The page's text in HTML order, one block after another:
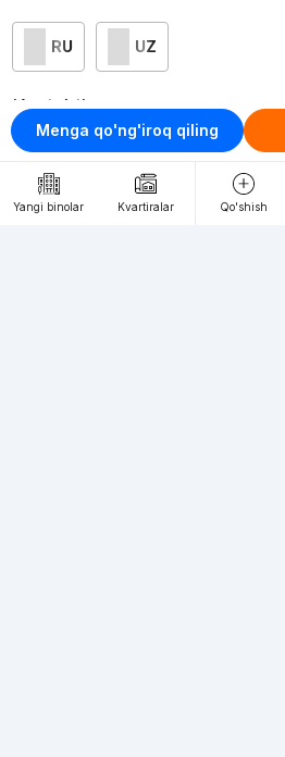
Menga qo'ng'iroq qiling
Yangi binolar Kvartiralar Qo'shish
RU UZ
Kontaktlar
loyiha haqida
Webnow © loyihasi